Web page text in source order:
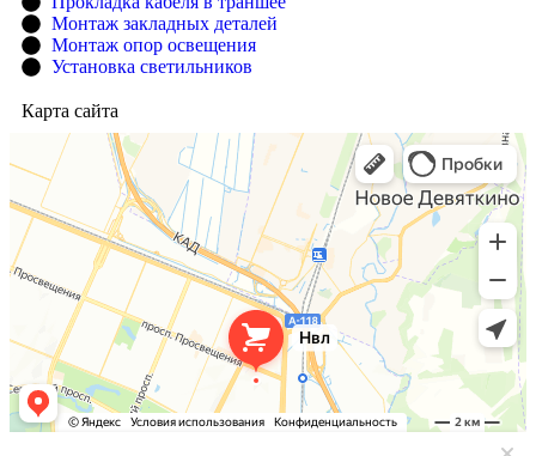
Монтаж закладных деталей
Монтаж опор освещения
Установка светильников
Карта сайта